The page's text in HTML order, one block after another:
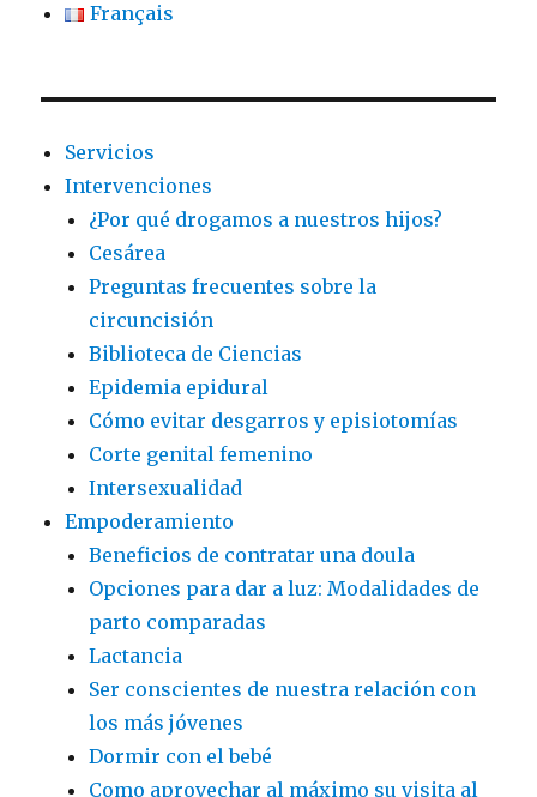
Français
Servicios
Intervenciones
¿Por qué drogamos a nuestros hijos?
Cesárea
Preguntas frecuentes sobre la
circuncisión
Biblioteca de Ciencias
Epidemia epidural
Cómo evitar desgarros y episiotomías
Corte genital femenino
Intersexualidad
Empoderamiento
Beneficios de contratar una doula
Opciones para dar a luz: Modalidades de
parto comparadas
Lactancia
Ser conscientes de nuestra relación con
los más jóvenes
Dormir con el bebé
Como aprovechar al máximo su visita al